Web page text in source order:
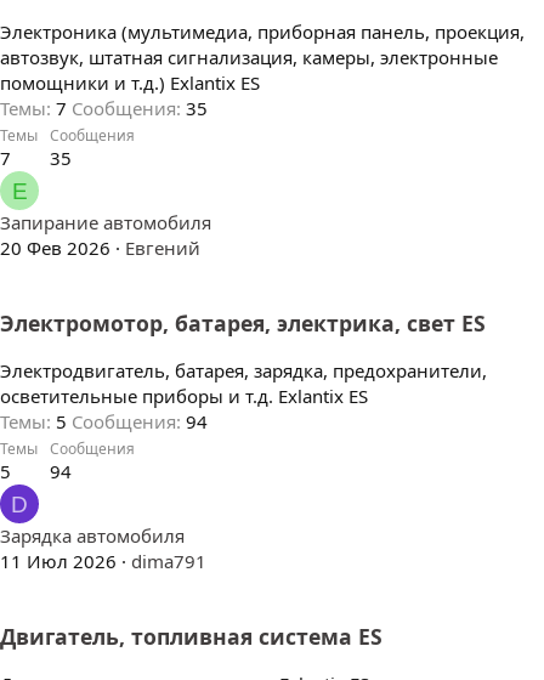
Электроника (мультимедиа, приборная панель, проекция,
автозвук, штатная сигнализация, камеры, электронные
помощники и т.д.) Exlantix ES
Темы 7 Сообщения 35
Темы
7
Сообщения
35
Е
Запирание автомобиля
20 Фев 2026
Евгений
Электромотор, батарея, электрика, свет ES
Электродвигатель, батарея, зарядка, предохранители,
осветительные приборы и т.д. Exlantix ES
Темы 5 Сообщения 94
Темы
5
Сообщения
94
D
Зарядка автомобиля
11 Июл 2026
dima791
Двигатель, топливная система ES